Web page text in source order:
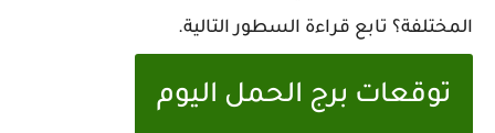
المختلفة؟ تابع قراءة السطور التالية.
توقعات برج الحمل اليوم